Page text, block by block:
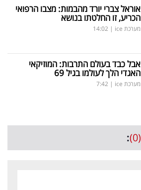
אוראל צברי יורד מהבמות: מצבו הרפואי
הכריע, זו החלטתו בנושא
מערכת ice |
14:02
אבל כבד בעולם התרבות: המוזיקאי
האגדי הלך לעולמו בגיל 69
מערכת ice |
7:42
(0)
: